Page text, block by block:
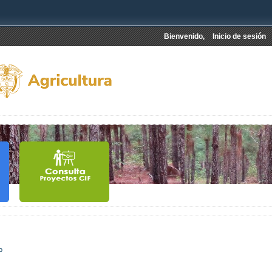
Bienvenido, Inicio de sesión